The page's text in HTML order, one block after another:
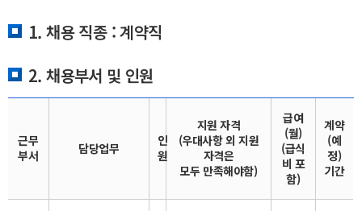
1. 채용 직종 : 계약직
2. 채용부서 및 인원
근무
부서
담당업무
인
원
지원 자격
(우대사항 외 지원
자격은
모두 만족해야함)
급여
(월)
(급식
비 포
함)
계약
(예
정)
기간